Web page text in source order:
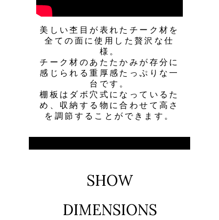
美しい杢目が表れたチーク材を
全ての面に使用した贅沢な仕
様。
チーク材のあたたかみが存分に
感じられる重厚感たっぷりな一
台です。
棚板はダボ穴式になっているた
め、収納する物に合わせて高さ
を調節することができます。
SHOW
DIMENSIONS